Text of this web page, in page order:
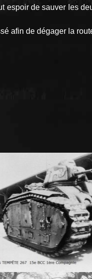
espoir de sauver les
afin de dégager la